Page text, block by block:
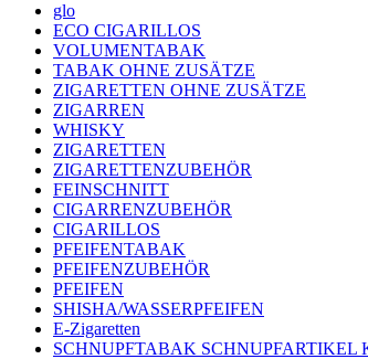
glo
ECO CIGARILLOS
VOLUMENTABAK
TABAK OHNE ZUSÄTZE
ZIGARETTEN OHNE ZUSÄTZE
ZIGARREN
WHISKY
ZIGARETTEN
ZIGARETTENZUBEHÖR
FEINSCHNITT
CIGARRENZUBEHÖR
CIGARILLOS
PFEIFENTABAK
PFEIFENZUBEHÖR
PFEIFEN
SHISHA/WASSERPFEIFEN
E-Zigaretten
SCHNUPFTABAK SCHNUPFARTIKEL